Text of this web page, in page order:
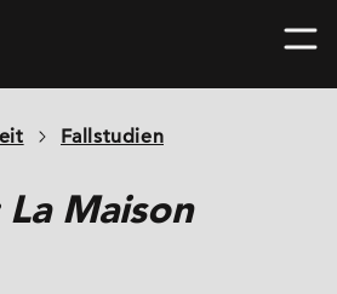
Fallstudien
Maison